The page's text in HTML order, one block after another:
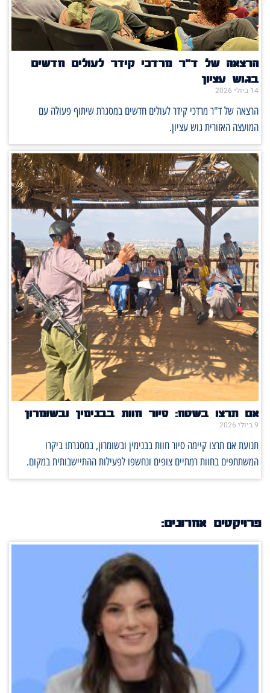
הרצאה של ד"ר מרדכי קידר לעולים חדשים
בגוש עציון
14 ביולי 2026
הרצאה של ד"ר מרדכי קידר לעולים חדשים במסגרת שיתוף פעולה עם
המועצה האזורית גוש עציון.
אם תרצו בשטח: סיור חוות בבנימין ובשומרון
9 ביולי 2026
תנועת אם תרצו קיימה סיור חוות בבנימין ובשומרון, במסגרתו ביקרו
המשתתפים בחוות רמתיים צופים ונחשפו לפעילות ההתיישבותית במקום.
פרויקטים אחרונים: